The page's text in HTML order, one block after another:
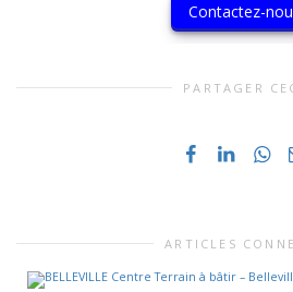
Contactez-
PARTAGER
ARTICLES